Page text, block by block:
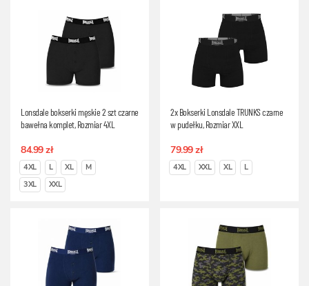
Lonsdale bokserki męskie 2 szt czarne
bawełna komplet, Rozmiar 4XL
84.99 zł
4XL L XL
M
3XL
XXL
2x Bokserki Lonsdale TRUNKS czarne
w pudełku, Rozmiar XXL
79.99 zł
4XL XXL XL L